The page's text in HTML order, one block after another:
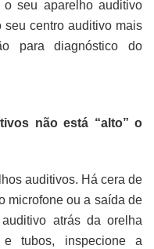
seu aparelho auditivo
seu centro auditivo mais
para diagnóstico do
não está “alto” o
auditivos. Há cera de
microfone ou a saída de
atrás da orelha
tubos, inspecione a